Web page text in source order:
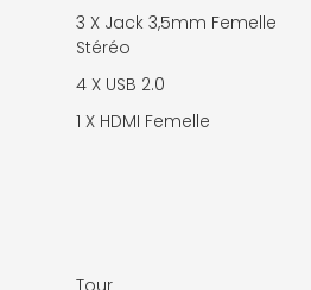
3 X Jack 3,5mm Femelle
Stéréo
4 X USB 2.0
1 X HDMI Femelle